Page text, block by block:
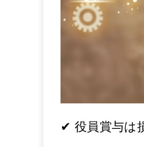
✔ 役員賞与は